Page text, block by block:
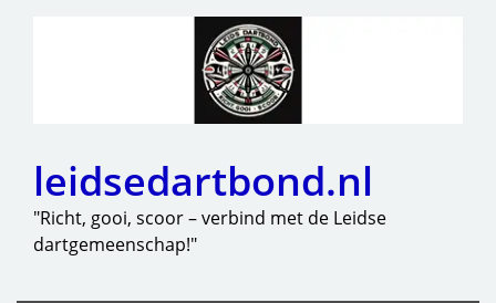
leidsedartbond.nl
"Richt, gooi, scoor – verbind met de Leidse
dartgemeenschap!"